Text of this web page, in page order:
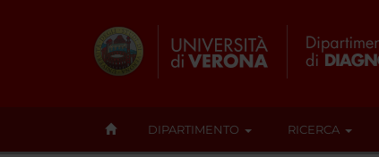
DIPARTIMENTO RICERCA